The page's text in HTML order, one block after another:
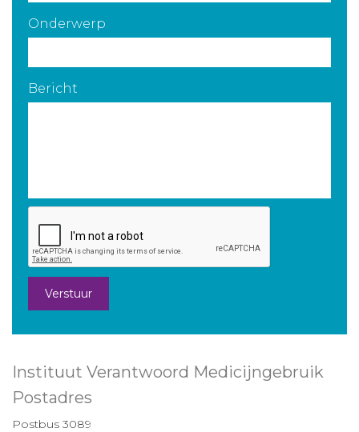
Onderwerp
Bericht
Verstuur
Instituut Verantwoord Medicijngebruik
Postadres
Postbus 3089